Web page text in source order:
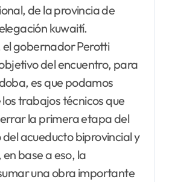
de la provincia de
kuwaití.
el gobernador Perotti
del encuentro, para
es que podamos
trabajos técnicos que
la primera etapa del
acueducto biprovincial y
base a eso, la
una obra importante